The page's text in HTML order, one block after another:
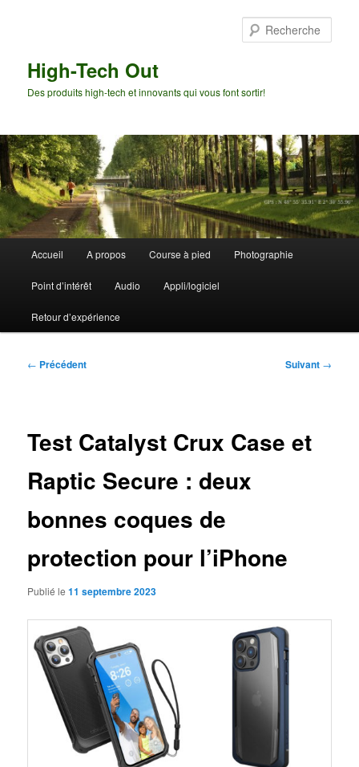
High-Tech Out
Des produits high-tech et innovants qui vous font sortir!
principal
Accueil A propos Course à pied Photographie
Point d’intérêt Audio Appli/logiciel
Retour d’expérience
Navigation
← Précédent Suivant →
Test Catalyst Crux Case et
Raptic Secure : deux
bonnes coques de
protection pour l’iPhone
Publié le11 septembre 2023